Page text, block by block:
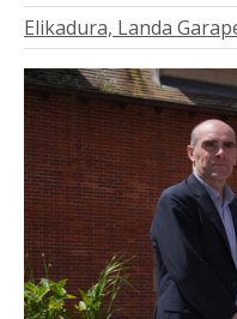
Elikadura, Landa